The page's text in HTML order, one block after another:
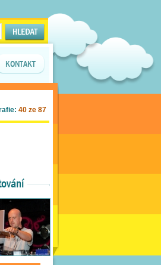
KONTAKT
40 ze 87